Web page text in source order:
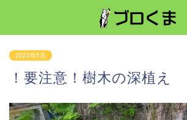
2022年5月
！要注意！樹木の深植え